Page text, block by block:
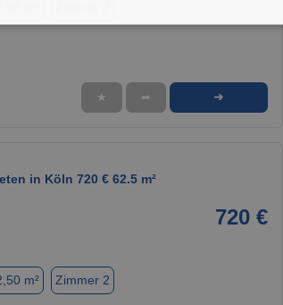
★ ➦ ➜
in Köln 720 € 62.5 m²
720 €
m² Zimmer 2